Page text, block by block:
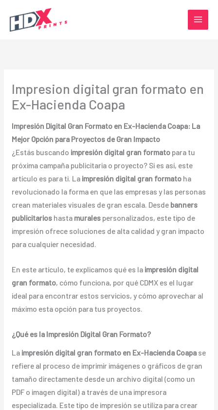
contenido
Impresion digital gran formato en
Ex-Hacienda Coapa
Impresión Digital Gran Formato en Ex-Hacienda Coapa: La
Mejor Opción para Proyectos de Gran Impacto
¿Estás buscando impresión digital gran formatopara tu
próxima campaña publicitaria o proyecto? Si es así, este
artículo es para ti. La impresión digital gran formatoha
revolucionado la forma en que las empresas y las personas
crean materiales visuales de gran escala. Desde banners
publicitarioshasta muralespersonalizados, este tipo de
impresión ofrece soluciones de alta calidad y gran impacto
para cualquier necesidad.
En este artículo, te explicamos qué es la impresión digital
gran formato, cómo funciona, por qué CDMX es el lugar
ideal para encontrar estos servicios, y cómo aprovechar al
máximo esta opción para tus proyectos.
¿Qué es la Impresión Digital Gran Formato?
La impresión digital gran formato en Ex-Hacienda Coapase
refiere al proceso de imprimir imágenes o gráficos de gran
tamaño directamente desde un archivo digital (como un
PDF o imagen digital) a través de una impresora
especializada. Este tipo de impresión se utiliza para crear